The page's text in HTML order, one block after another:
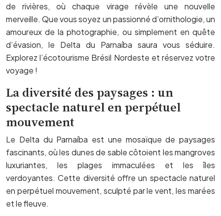
de rivières, où chaque virage révèle une nouvelle
merveille. Que vous soyez un passionné d’ornithologie, un
amoureux de la photographie, ou simplement en quête
d’évasion, le Delta du Parnaíba saura vous séduire.
Explorez l’écotourisme Brésil Nordeste et réservez votre
voyage !
La diversité des paysages : un
spectacle naturel en perpétuel
mouvement
Le Delta du Parnaíba est une mosaïque de paysages
fascinants, où les dunes de sable côtoient les mangroves
luxuriantes, les plages immaculées et les îles
verdoyantes. Cette diversité offre un spectacle naturel
en perpétuel mouvement, sculpté par le vent, les marées
et le fleuve.